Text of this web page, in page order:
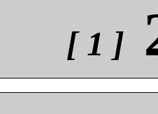
[ 1 ]